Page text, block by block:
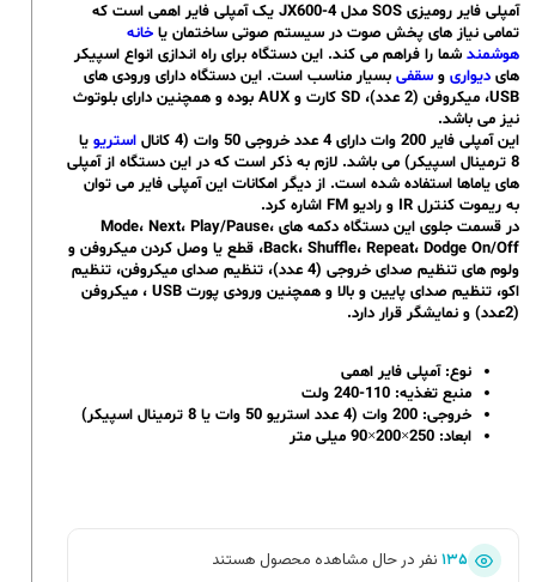
آمپلی فایر رومیزی SOS مدل JX600-4 یک آمپلی فایر اهمی است که
تمامی نیاز های پخش صوت در سیستم صوتی ساختمان یاخانه
هوشمند شما را فراهم می کند. این دستگاه برای راه اندازی انواع اسپیکر
هایدیواری وسقفی بسیار مناسب است. این دستگاه دارای ورودی های
USB، میکروفن (2 عدد)، SD کارت و AUX بوده و همچنین دارای بلوتوث
نیز می باشد.
این آمپلی فایر 200 وات دارای 4 عدد خروجی 50 وات (4 کانال
استریو یا
8 ترمینال اسپیکر) می باشد. لازم به ذکر است که در این دستگاه از آمپلی
های یاماها استفاده شده است. از دیگر امکانات این آمپلی فایر می توان
به ریموت کنترل IR و رادیو FM اشاره کرد.
در قسمت جلوی این دستگاه دکمه های Mode، Next، Play/Pause،
Back، Shuffle، Repeat، Dodge On/Off، قطع یا وصل کردن میکروفن و
ولوم های تنظیم صدای خروجی (4 عدد)، تنظیم صدای میکروفن، تنظیم
اکو، تنظیم صدای پایین و بالا و همچنین ورودی پورت USB ، میکروفن
(2عدد) و نمایشگر قرار دارد.
نوع: آمپلی فایر اهمی
منبع تغذیه: 110-240 ولت
خروجی: 200 وات (4 عدد استریو 50 وات یا 8 ترمینال اسپیکر)
ابعاد: 250×200×90 میلی متر
۱۳۵ نفر در حال مشاهده محصول هستند